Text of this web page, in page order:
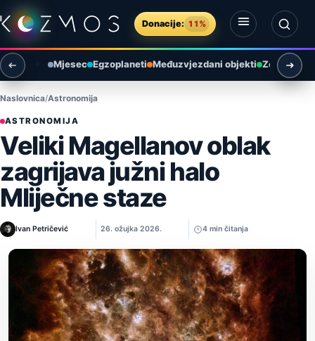
Preskoči na sadržaj
Donacije: 11%
Otvori izbornik
Otvori pretragu
Mjesec Egzoplaneti Međuzvjezdani objekti Zemlja i
Naslovnica Astronomija
ASTRONOMIJA
Veliki Magellanov oblak
zagrijava južni halo
Mliječne staze
Ivan Petričević 26. ožujka 2026. 4 min čitanja